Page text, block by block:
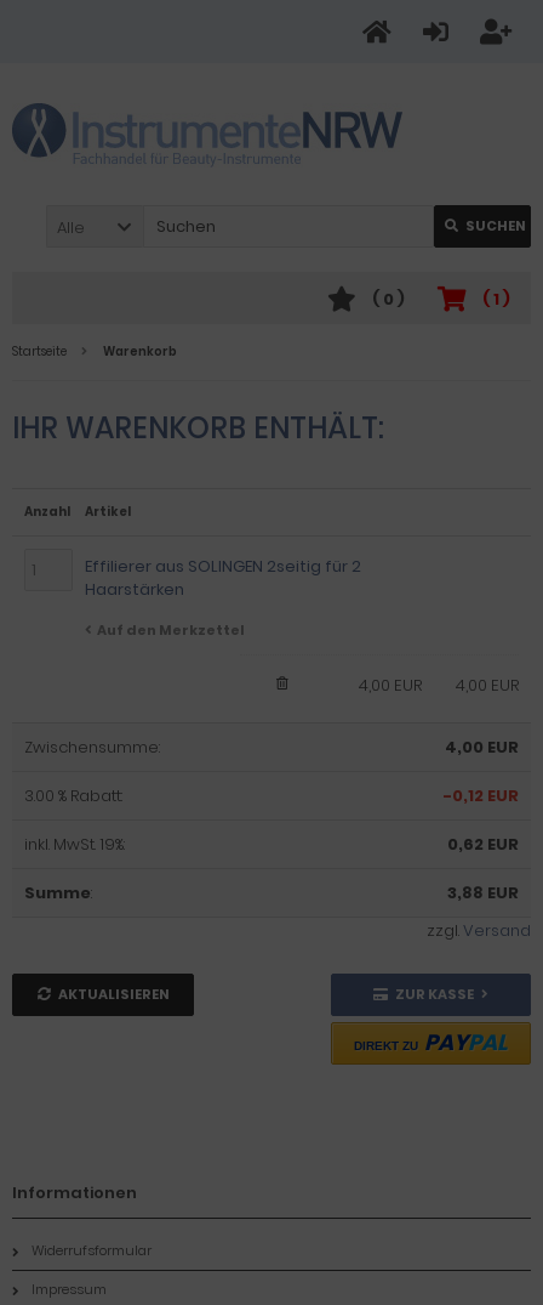
Alle SUCHEN
( 1 )
( 0 )
Startseite Warenkorb
IHR WARENKORB ENTHÄLT:
Anzahl Artikel
Effilierer aus SOLINGEN 2seitig für 2
Haarstärken
Auf den Merkzettel
4,00 EUR
4,00 EUR
Zwischensumme: 4,00 EUR
3.00 % Rabatt: -0,12 EUR
inkl. MwSt. 19%: 0,62 EUR
Summe:
3,88 EUR
zzgl.Versand
AKTUALISIEREN ZUR KASSE
DIREKT ZU PAYPAL
Informationen
Widerrufsformular
Impressum